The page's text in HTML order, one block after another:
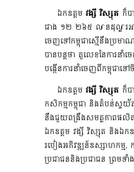
ឯកឧត្តម វង្សី វិស្សុត ក៏
ជាង ១២ ២៦៥ លានដុល្លារអ
ចេញទៅកម្ពុជាស្មើនឹងប្រម
បានបន្តថា តួលេខនៃការនាំ
បង្កើនការនាំចេញពីកម្ពុជា
ឯកឧត្តម វង្សី វិស្សុត ក៏
កសិកម្មកម្ពុជា​ និងតំបន់ស្វយ័
នឹងជួយពង្រឹងសមត្ថភាពផលិត
ឯកឧត្តម វង្សី វិស្សុត និងឯក
របៀងអភិវឌ្ឍន៍ឧស្សាហកម្ម
ប្រជាជននិងប្រជាជន ព្រមទ